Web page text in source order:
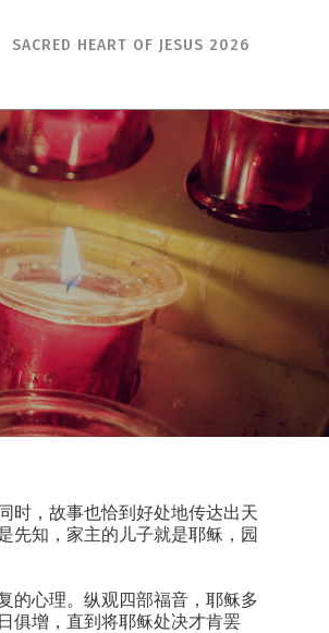
SACRED HEART OF JESUS 2026
时，故事也恰到好处地传达出天
先知，家主的儿子就是耶稣，园
的心理。纵观四部福音，耶稣多
俱增，直到将耶稣处决才肯罢